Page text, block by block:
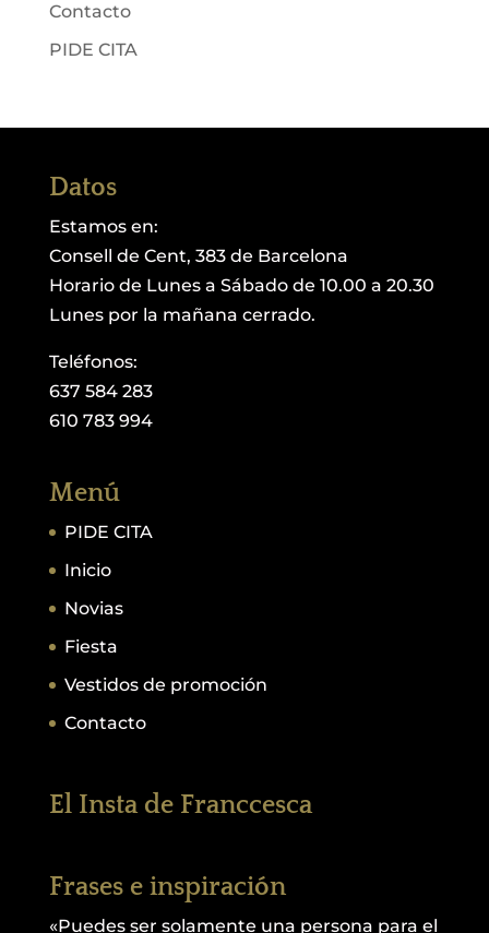
Contacto
PIDE CITA
Datos
Estamos en:
Consell de Cent, 383 de Barcelona
Horario de Lunes a Sábado de 10.00 a 20.30
Lunes por la mañana cerrado.
Teléfonos:
637 584 283
610 783 994
Menú
PIDE CITA
Inicio
Novias
Fiesta
Vestidos de promoción
Contacto
El Insta de Franccesca
Frases e inspiración
«Puedes ser solamente una persona para el